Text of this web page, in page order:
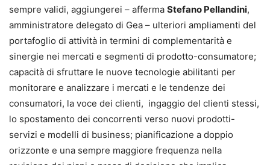
sempre validi, aggiungerei – afferma Stefano Pellandini,
amministratore delegato di Gea – ulteriori ampliamenti del
portafoglio di attività in termini di complementarità e
sinergie nei mercati e segmenti di prodotto-consumatore;
capacità di sfruttare le nuove tecnologie abilitanti per
monitorare e analizzare i mercati e le tendenze dei
consumatori, la voce dei clienti, ingaggio del clienti stessi,
lo spostamento dei concorrenti verso nuovi prodotti-
servizi e modelli di business; pianificazione a doppio
orizzonte e una sempre maggiore frequenza nella